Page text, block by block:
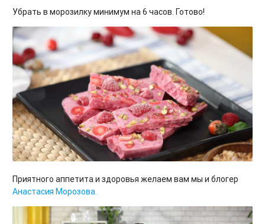
Убрать в морозилку минимум на 6 часов. Готово!
Приятного аппетита и здоровья желаем вам мы и блогер
Анастасия Морозова.